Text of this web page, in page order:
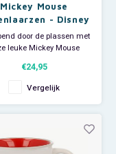
Mickey Mouse
- Disney
door de plassen met
leuke Mickey Mouse
deren met deze leuke
kinderlaarsjes! De
kinderlaarzen hebben
instap en aan
aantrekken van d
€24,95
Vergelijk